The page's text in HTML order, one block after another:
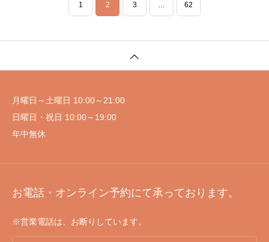
1 2 3 … 62
月曜日～土曜日 10:00～21:00
日曜日・祝日 10:00～19:00
年中無休
お電話・オンライン予約にて承っております。
※営業電話は、お断りしています。